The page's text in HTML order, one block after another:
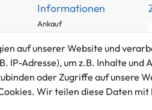
Informationen
Ankauf
Häufig gestellte Fragen
Zahlung und Versand
Batterieentsorgung
auf unserer Website und
IP-Adresse), um z.B. Inhalte und
oder Zugriffe auf unsere
Wir teilen diese Daten mit